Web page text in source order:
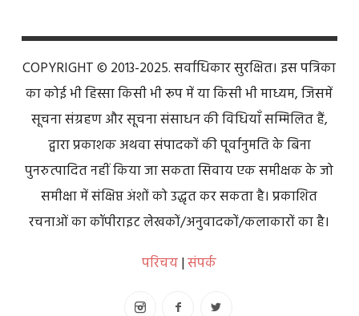
COPYRIGHT © 2013-2025. सर्वाधिकार सुरक्षित। इस पत्रिका
का कोई भी हिस्सा किसी भी रूप में या किसी भी माध्यम, जिसमें
सूचना संग्रहण और सूचना संसाधन की विधियाँ सम्मिलित हैं,
द्वारा प्रकाशक अथवा संपादकों की पूर्वानुमति के बिना
पुनरुत्पादित नहीं किया जा सकता सिवाय एक समीक्षक के जो
समीक्षा में संक्षिप्त अंशों को उद्धृत कर सकता है। प्रकाशित
रचनाओं का कॉपीराइट लेखकों/अनुवादकों/कलाकारों का है।
परिचय|संपर्क